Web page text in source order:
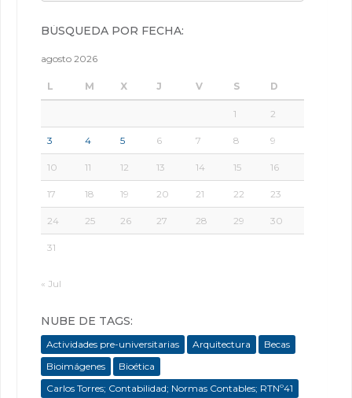
BÚSQUEDA POR FECHA:
agosto 2026
L M X J V S D
1 2
3 4 5 6 7 8 9
10 11 12 13 14 15 16
17 18 19 20 21 22 23
24 25 26 27 28 29 30
31
« Jul
NUBE DE TAGS:
Actividades pre-universitarias Arquitectura
Becas
Bioimágenes
Bioética
Carlos Torres; Contabilidad; Normas Contables; RTNº41